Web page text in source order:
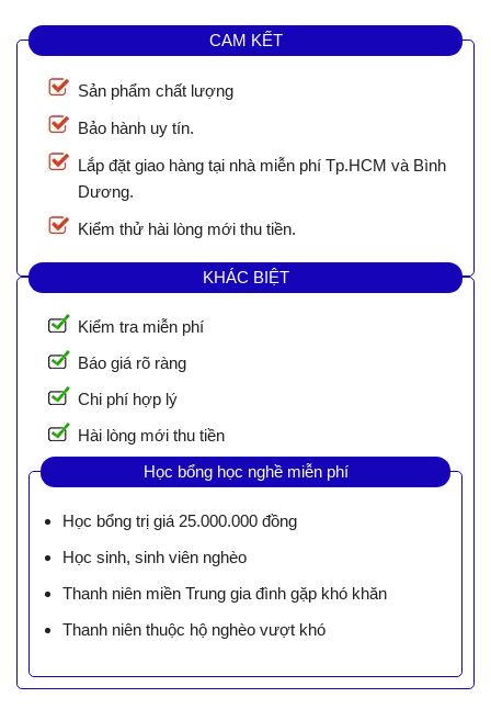
CAM KẾT
Sản phẩm chất lượng
Bảo hành uy tín.
Lắp đặt giao hàng tại nhà miễn phí Tp.HCM và Bình
Dương.
Kiểm thử hài lòng mới thu tiền.
KHÁC BIỆT
Kiểm tra miễn phí
Báo giá rõ ràng
Chi phí hợp lý
Hài lòng mới thu tiền
Học bổng học nghề miễn phí
Học bổng trị giá 25.000.000 đồng
Học sinh, sinh viên nghèo
Thanh niên miền Trung gia đình gặp khó khăn
Thanh niên thuộc hộ nghèo vượt khó